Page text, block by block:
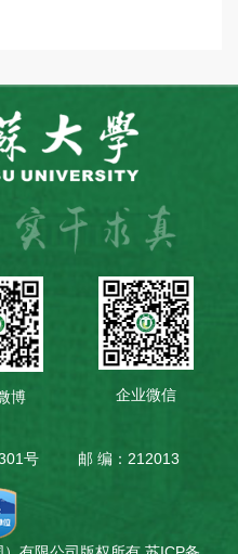
号 邮 编：212013
博 企业微信